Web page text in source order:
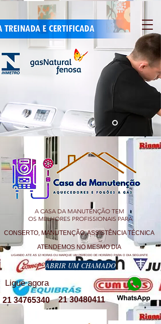
A CASA DA MANUTENÇÃO TEM
OS MELHORES PROFISSIONAIS PARA
CONSERTO, MANUTENÇÃO, ASSISTÊNCIA TÉCNICA
ATENDEMOS NO MESMO DIA
LIGANDO ATE AS 12 HORAS OU MARQUE UM PERÍODO DE HORÁRIO PARA O DIA SEGUINTE
ABRIR UM CHAMADO
Ligue agora
21 30480411
21 34765340